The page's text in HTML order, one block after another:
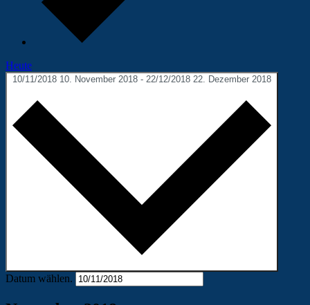
Heute
10/11/2018 10. November 2018 - 22/12/2018 22. Dezember 2018
Datum wählen.